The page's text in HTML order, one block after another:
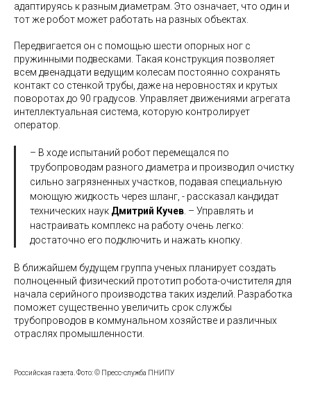
адаптируясь к разным диаметрам. Это означает, что один и
тот же робот может работать на разных объектах.
Передвигается он с помощью шести опорных ног с
пружинными подвесками. Такая конструкция позволяет
всем двенадцати ведущим колесам постоянно сохранять
контакт со стенкой трубы, даже на неровностях и крутых
поворотах до 90 градусов. Управляет движениями агрегата
интеллектуальная система, которую контролирует
оператор.
– В ходе испытаний робот перемещался по
трубопроводам разного диаметра и производил очистку
сильно загрязненных участков, подавая специальную
моющую жидкость через шланг, - рассказал кандидат
технических наук Дмитрий Кучев . – Управлять и
настраивать комплекс на работу очень легко:
достаточно его подключить и нажать кнопку.
В ближайшем будущем группа ученых планирует создать
полноценный физический прототип робота-очистителя для
начала серийного производства таких изделий. Разработка
поможет существенно увеличить срок службы
трубопроводов в коммунальном хозяйстве и различных
отраслях промышленности.
Российская газета. Фото: © Пресс-служба ПНИПУ